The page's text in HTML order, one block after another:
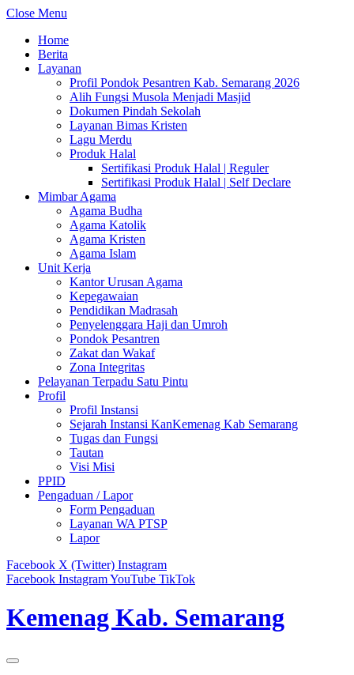
Close Menu
Home
Berita
Layanan
Profil Pondok Pesantren Kab. Semarang 2026
Alih Fungsi Musola Menjadi Masjid
Dokumen Pindah Sekolah
Layanan Bimas Kristen
Lagu Merdu
Produk Halal
Sertifikasi Produk Halal | Reguler
Sertifikasi Produk Halal | Self Declare
Mimbar Agama
Agama Budha
Agama Katolik
Agama Kristen
Agama Islam
Unit Kerja
Kantor Urusan Agama
Kepegawaian
Pendidikan Madrasah
Penyelenggara Haji dan Umroh
Pondok Pesantren
Zakat dan Wakaf
Zona Integritas
Pelayanan Terpadu Satu Pintu
Profil
Profil Instansi
Sejarah Instansi KanKemenag Kab Semarang
Tugas dan Fungsi
Tautan
Visi Misi
PPID
Pengaduan / Lapor
Form Pengaduan
Layanan WA PTSP
Lapor
Facebook X (Twitter) Instagram
Facebook InstagramYouTube TikTok
Kemenag Kab. Semarang